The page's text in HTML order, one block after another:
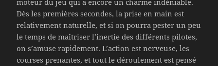
moteur du jeu qui a encore un charme indéniable.
Dès les premières secondes, la prise en main est
relativement naturelle, et si on pourra pester un peu
le temps de maîtriser l’inertie des différents pilotes,
on s’amuse rapidement. L’action est nerveuse, les
courses prenantes, et tout le déroulement est pensé